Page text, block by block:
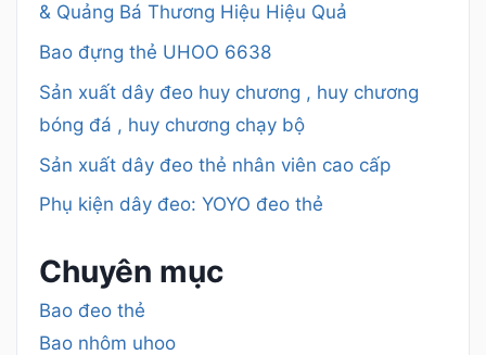
& Quảng Bá Thương Hiệu Hiệu Quả
Bao đựng thẻ UHOO 6638
Sản xuất dây đeo huy chương , huy chương
bóng đá , huy chương chạy bộ
Sản xuất dây đeo thẻ nhân viên cao cấp
Phụ kiện dây đeo: YOYO đeo thẻ
Chuyên mục
Bao đeo thẻ
Bao nhôm uhoo